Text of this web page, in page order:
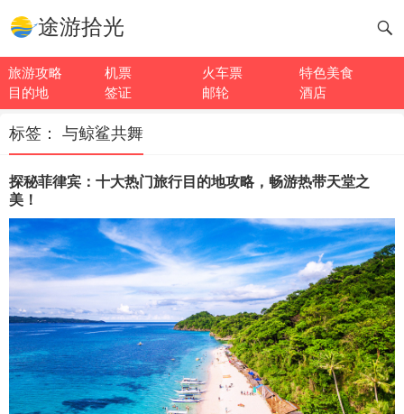
途游拾光
旅游攻略 机票 火车票
特色美食
目的地
签证 邮轮 酒店
标签： 与鲸鲨共舞
探秘菲律宾：十大热门旅行目的地攻略，畅游热带天堂之
美！